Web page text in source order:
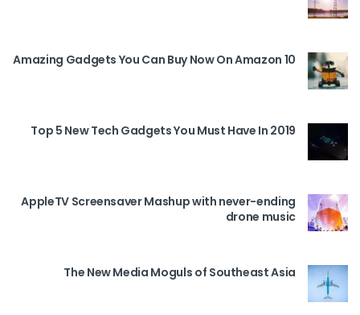
10 Amazing Gadgets You Can Buy Now On Amazon
Top 5 New Tech Gadgets You Must Have In 2019
AppleTV Screensaver Mashup with never-ending
drone music
The New Media Moguls of Southeast Asia